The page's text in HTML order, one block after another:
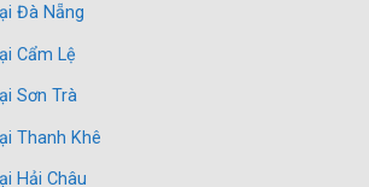
Đà Nẵng
Cẩm Lệ
Sơn Trà
Thanh Khê
Hải Châu